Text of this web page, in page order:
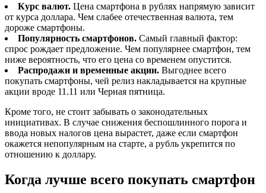
Курс валют. Цена смартфона в рублях напрямую зависит
от курса доллара. Чем слабее отечественная валюта, тем
дороже смартфоны.
Популярность смартфонов. Самый главный фактор:
спрос рождает предложение. Чем популярнее смартфон, тем
ниже вероятность, что его цена со временем опустится.
Распродажи и временные акции. Выгоднее всего
покупать смартфоны, чей релиз накладывается на крупные
акции вроде 11.11 или Черная пятница.
Кроме того, не стоит забывать о законодательных
инициативах. В случае снижения беспошлинного порога и
ввода новых налогов цена вырастет, даже если смартфон
окажется непопулярным на старте, а рубль укрепится по
отношению к доллару.
Когда лучше всего покупать смартфон